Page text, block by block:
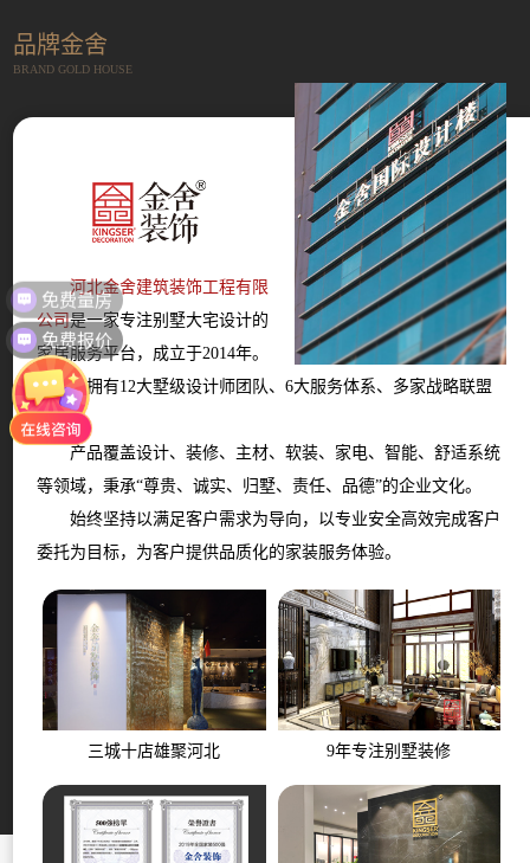
品牌金舍
BRAND GOLD HOUSE
河北金舍建筑装饰工程有限
公司是一家专注别墅大宅设计的
家居服务平台，成立于2014年。
现拥有12大墅级设计师团队、6大服务体系、多家战略联盟
商家。
产品覆盖设计、装修、主材、软装、家电、智能、舒适系统
等领域，秉承“尊贵、诚实、归墅、责任、品德”的企业文化。
始终坚持以满足客户需求为导向，以专业安全高效完成客户
委托为目标，为客户提供品质化的家装服务体验。
三城十店雄聚河北 9年专注别墅装修
免费报价
免费量房